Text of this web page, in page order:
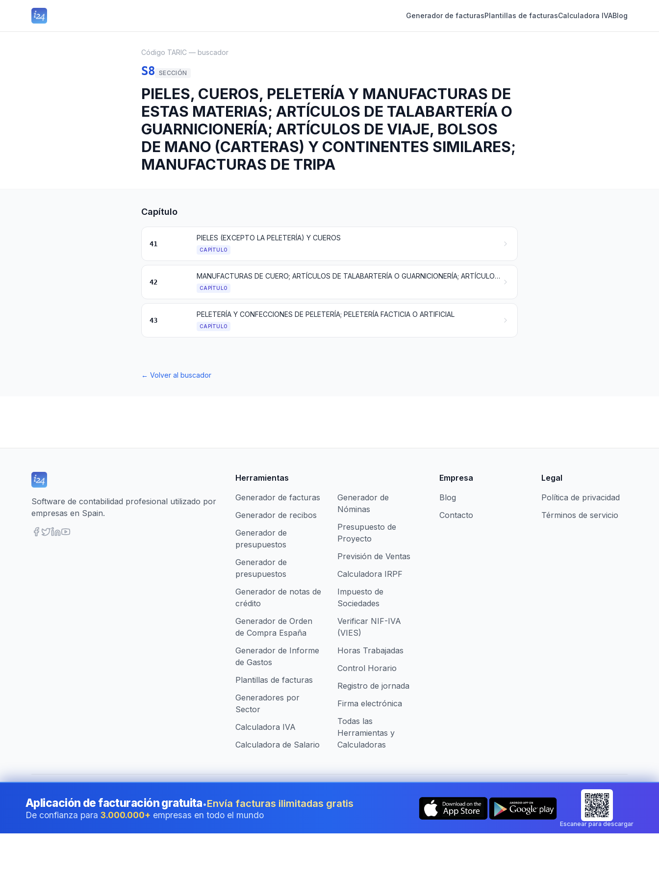
Generador de facturasPlantillas de facturasCalculadora IVABlog
Código TARIC — buscador
S8 SECCIÓN
PIELES, CUEROS, PELETERÍA Y MANUFACTURAS DE
ESTAS MATERIAS; ARTÍCULOS DE TALABARTERÍA O
GUARNICIONERÍA; ARTÍCULOS DE VIAJE, BOLSOS
DE MANO (CARTERAS) Y CONTINENTES SIMILARES;
MANUFACTURAS DE TRIPA
Capítulo
41
PIELES (EXCEPTO LA PELETERÍA) Y CUEROS
CAPÍTULO
42
MANUFACTURAS DE CUERO; ARTÍCULOS DE TALABARTERÍA O GUARNICIONERÍA; ARTÍCULOS DE VIAJE, BOLSOS DE MANO (CARTERAS) Y CONTINENTES SIMILARES; MANUFACTURAS DE TRIPA
CAPÍTULO
43
PELETERÍA Y CONFECCIONES DE PELETERÍA; PELETERÍA FACTICIA O ARTIFICIAL
CAPÍTULO
← Volver al buscador
Software de contabilidad profesional utilizado por
empresas en Spain.
Herramientas
Generador de facturas
Generador de recibos
Generador de
presupuestos
Generador de
presupuestos
Generador de notas de
crédito
Generador de Orden
de Compra España
Generador de Informe
de Gastos
Plantillas de facturas
Generadores por
Sector
Calculadora IVA
Calculadora de Salario
Generador de
Nóminas
Presupuesto de
Proyecto
Previsión de Ventas
Calculadora IRPF
Impuesto de
Sociedades
Verificar NIF-IVA
(VIES)
Horas Trabajadas
Control Horario
Registro de jornada
Firma electrónica
Todas las
Herramientas y
Calculadoras
Empresa
Blog
Contacto
Legal
Política de privacidad
Términos de servicio
©2026i24 Limited. All rights reserved.• Al servicio de empresas en Spain Cambiar de país: Spain
Aplicación de facturación gratuita•Envía facturas ilimitadas gratis
De confianza para 3.000.000+ empresas en todo el mundo
Escanear para descargar